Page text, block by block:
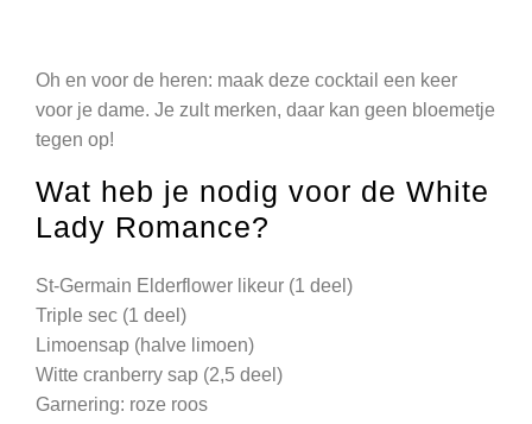
Oh en voor de heren: maak deze cocktail een keer
voor je dame. Je zult merken, daar kan geen bloemetje
tegen op!
Wat heb je nodig voor de White
Lady Romance?
St-Germain Elderflower likeur (1 deel)
Triple sec (1 deel)
Limoensap (halve limoen)
Witte cranberry sap (2,5 deel)
Garnering: roze roos